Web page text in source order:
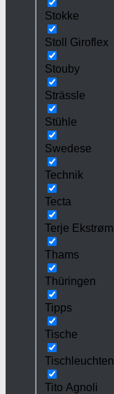
Stokke
Stoll Giroflex
Stouby
Strässle
Stühle
Swedese
Technik
Tecta
Terje Ekstrøm
Thams
Thüringen
Tipps
Tische
Tischleuchten
Tito Agnoli